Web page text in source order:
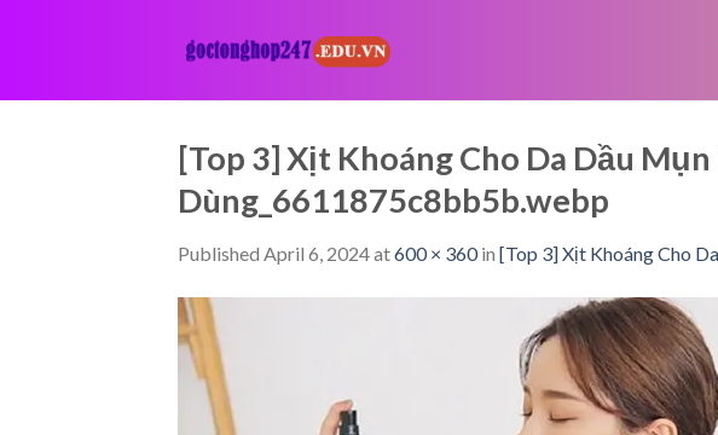
[Top 3] Xịt Khoáng Cho Da Dầu
Dùng_6611875c8bb5b.webp
Published April 6, 2024at600 × 360in [Top 3] Xịt Khoáng Cho